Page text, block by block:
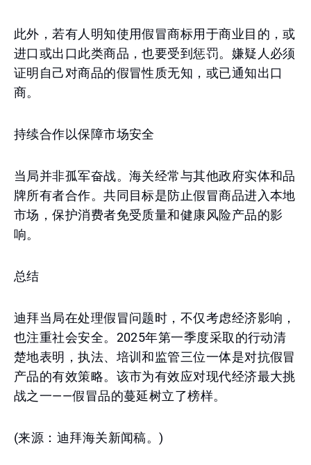
此外，若有人明知使用假冒商标用于商业目的，或
进口或出口此类商品，也要受到惩罚。嫌疑人必须
证明自己对商品的假冒性质无知，或已通知出口
商。
持续合作以保障市场安全
当局并非孤军奋战。海关经常与其他政府实体和品
牌所有者合作。共同目标是防止假冒商品进入本地
市场，保护消费者免受质量和健康风险产品的影
响。
总结
迪拜当局在处理假冒问题时，不仅考虑经济影响，
也注重社会安全。2025年第一季度采取的行动清
楚地表明，执法、培训和监管三位一体是对抗假冒
产品的有效策略。该市为有效应对现代经济最大挑
战之一——假冒品的蔓延树立了榜样。
(来源：迪拜海关新闻稿。)